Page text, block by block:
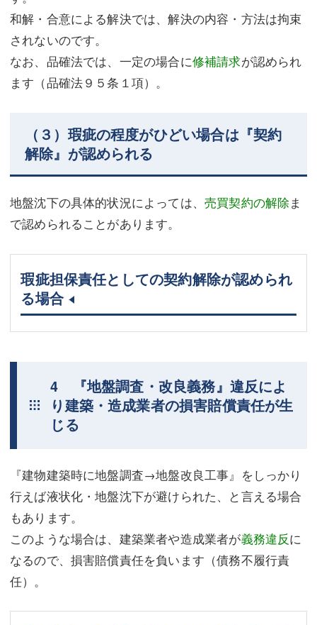
和解・合意による解決では、解決の内容・方法は拘束
されないのです。
なお、品確法では、一定の場合に修補請求が認められ
ます（品確法９５条１項）。
（３）瑕疵の程度がひどい場合は『契約
解除』が認められる
地盤沈下の具体的状況によっては、 売買契約の解除ま
で認められることがあります。
瑕疵担保責任としての契約解除が認められ
る場合
4 『地盤調査・改良義務』違反によ
り建築・造成業者の損害賠償責任が生
じる
『建物建築時に地盤調査→地盤改良工事』をしっかり
行えば液状化・地盤沈下が避けられた、と言える場合
もあります。
このような場合は、建築業者や造成業者が義務違反に
なるので、損害賠償責任を負います（債務不履行責
任）。